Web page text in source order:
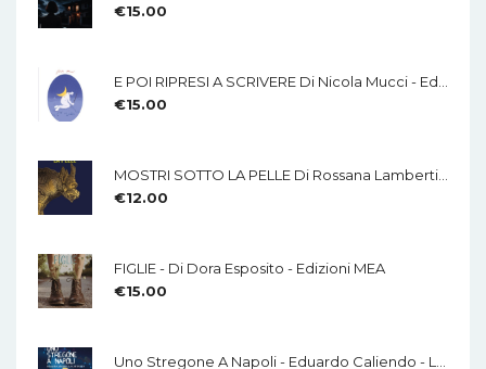
€15.00
€15.00
€12.00
FIGLIE - Di Dora Esposito - Edizioni MEA
€15.00